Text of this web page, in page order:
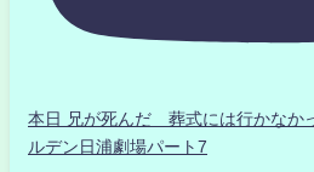
本日 兄が死んだ 葬式には行かな
ルデン日浦劇場パート7